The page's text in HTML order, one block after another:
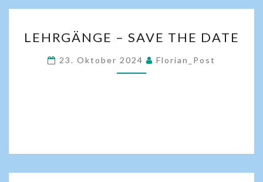
LEHRGÄNGE – SAVE THE DATE
23. Oktober 2024 Florian_Post